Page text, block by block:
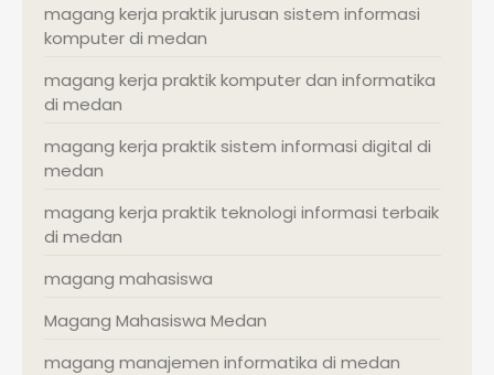
magang kerja praktik jurusan sistem informasi
komputer di medan
magang kerja praktik komputer dan informatika
di medan
magang kerja praktik sistem informasi digital di
medan
magang kerja praktik teknologi informasi terbaik
di medan
magang mahasiswa
Magang Mahasiswa Medan
magang manajemen informatika di medan